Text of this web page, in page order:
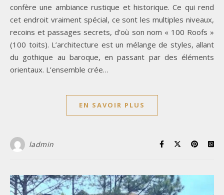
confère une ambiance rustique et historique. Ce qui rend
cet endroit vraiment spécial, ce sont les multiples niveaux,
recoins et passages secrets, d’où son nom « 100 Roofs »
(100 toits). L’architecture est un mélange de styles, allant
du gothique au baroque, en passant par des éléments
orientaux. L’ensemble crée…
EN SAVOIR PLUS
ladmin